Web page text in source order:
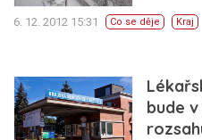
6. 12. 2012 15:31 Co se děje Kraj
bude